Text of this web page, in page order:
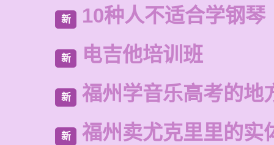
新 10种人不适合学钢琴
新 电吉他培训班
新 福州学音乐高考的地
新 福州卖尤克里里的实